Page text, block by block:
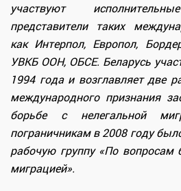
участвуют
представители таких
как Интерпол, Европол,
УВКБ ООН, ОБСЕ. Беларусь
1994 года и возглавляет две
международного признания
борьбе с нелегальной
пограничникам в 2008 году
рабочую группу «По вопросам
миграцией».